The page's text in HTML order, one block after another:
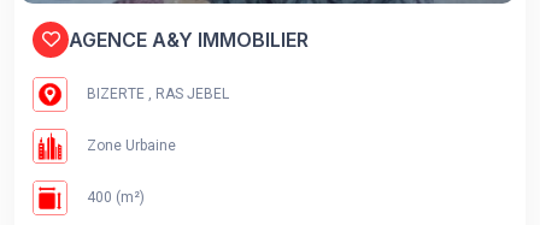
AGENCE A&Y IMMOBILIER
BIZERTE , RAS JEBEL
Zone Urbaine
400 (m²)